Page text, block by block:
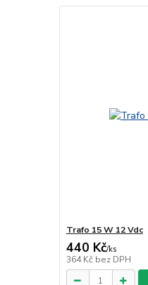
Trafo 15 W 12 Vdc
440 Kč/ks
364 Kč bez DPH